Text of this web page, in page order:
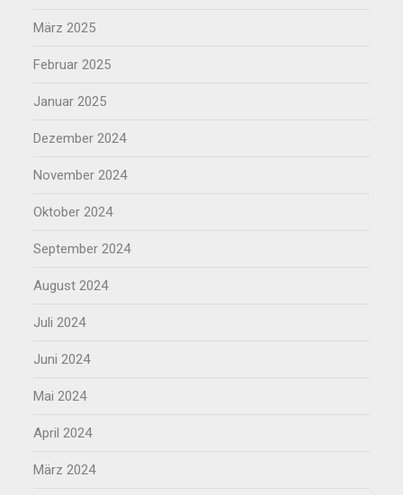
März 2025
Februar 2025
Januar 2025
Dezember 2024
November 2024
Oktober 2024
September 2024
August 2024
Juli 2024
Juni 2024
Mai 2024
April 2024
März 2024